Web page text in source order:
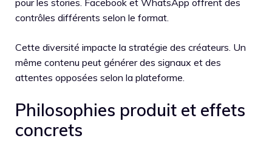
contrôles différents selon le format.
Cette diversité impacte la stratégie des créateurs. Un
même contenu peut générer des signaux et des
attentes opposées selon la plateforme.
Philosophies produit et effets
concrets